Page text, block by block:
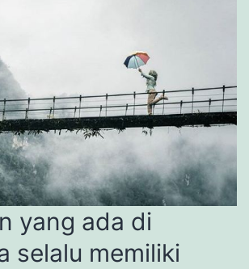
yang ada di
selalu memiliki